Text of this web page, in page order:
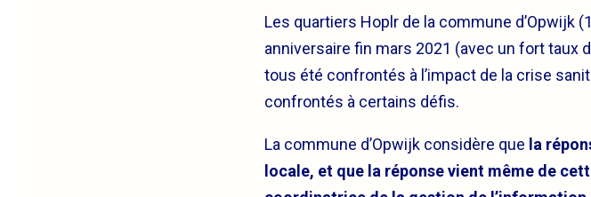
Les quartiers Hoplr de la commune d’Opwijk
anniversaire fin mars 2021 (avec un fort taux
tous été confrontés à l’impact de la crise
confrontés à certains défis.
La commune d’Opwijk considère que la
locale, et que la réponse vient même de